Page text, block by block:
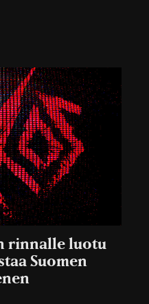
rinnalle luotu
Suomen